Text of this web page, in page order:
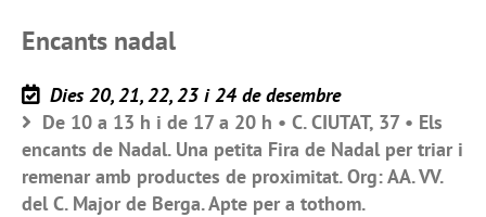
Encants nadal
Dies 20, 21, 22, 23 i 24 de desembre
De 10 a 13 h i de 17 a 20 h • C. CIUTAT, 37 • Els
encants de Nadal. Una petita Fira de Nadal per triar i
remenar amb productes de proximitat. Org: AA. VV.
del C. Major de Berga. Apte per a tothom.